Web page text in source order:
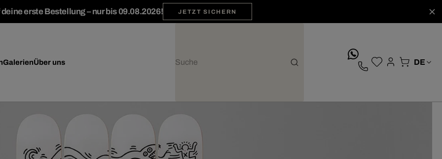
erste Bestellung – nur bis 09.08.2026! JETZT SICHERN
GalerienÜber uns